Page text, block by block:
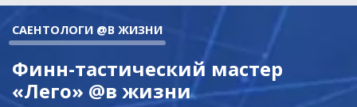
САЕНТОЛОГИ @В ЖИЗНИ
Финн-тастический мастер
«Лего» @в жизни